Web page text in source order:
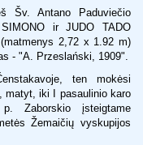
Šv. Antano Paduviečio
ir JUDO TADO
2,72 x 1.92 m)
- "A. Przeslański, 1909".
ten mokėsi
iki I pasaulinio karo
Zaborskio įsteigtame
Žemaičių vyskupijos